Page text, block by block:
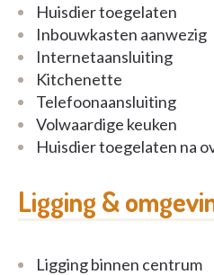
Huisdier toegelaten
Inbouwkasten aanwezig
Internetaansluiting
Kitchenette
Telefoonaansluiting
Volwaardige keuken
Huisdier toegelaten na
Ligging &
Ligging binnen centrum